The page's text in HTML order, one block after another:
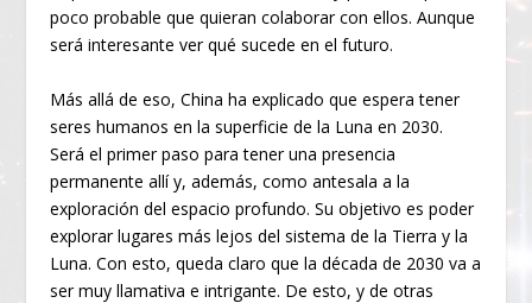
poco probable que quieran colaborar con ellos. Aunque
será interesante ver qué sucede en el futuro.
Más allá de eso, China ha explicado que espera tener
seres humanos en la superficie de la Luna en 2030.
Será el primer paso para tener una presencia
permanente allí y, además, como antesala a la
exploración del espacio profundo. Su objetivo es poder
explorar lugares más lejos del sistema de la Tierra y la
Luna. Con esto, queda claro que la década de 2030 va a
ser muy llamativa e intrigante. De esto, y de otras